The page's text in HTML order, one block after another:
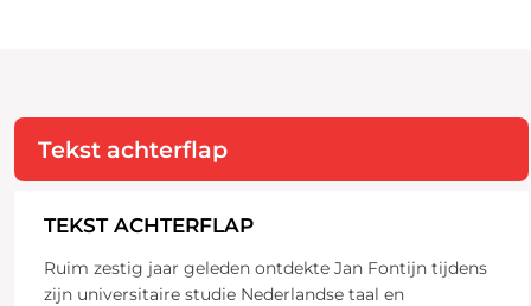
Tekst achterflap
TEKST ACHTERFLAP
Ruim zestig jaar geleden ontdekte Jan Fontijn tijdens
zijn universitaire studie Nederlandse taal en